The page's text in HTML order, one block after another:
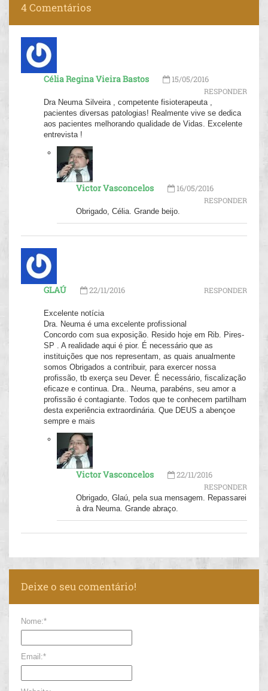
4 Comentários
Célia Regina Vieira Bastos 15/05/2016
RESPONDER
Dra Neuma Silveira , competente fisioterapeuta ,
pacientes diversas patologias! Realmente vive se dedica
aos pacientes melhorando qualidade de Vidas. Excelente
entrevista !
Victor Vasconcelos 16/05/2016
RESPONDER
Obrigado, Célia. Grande beijo.
GLAÚ 22/11/2016 RESPONDER
Excelente notícia
Dra. Neuma é uma excelente profissional
Concordo com sua exposição. Resido hoje em Rib. Pires-
SP . A realidade aqui é pior. É necessário que as
instituições que nos representam, as quais anualmente
somos Obrigados a contribuir, para exercer nossa
profissão, tb exerça seu Dever. É necessário, fiscalização
eficaze e continua. Dra.. Neuma, parabéns, seu amor a
profissão é contagiante. Todos que te conhecem partilham
desta experiência extraordinária. Que DEUS a abençoe
sempre e mais
Victor Vasconcelos 22/11/2016
RESPONDER
Obrigado, Glaú, pela sua mensagem. Repassarei
à dra Neuma. Grande abraço.
Deixe o seu comentário!
Nome:*
Email:*